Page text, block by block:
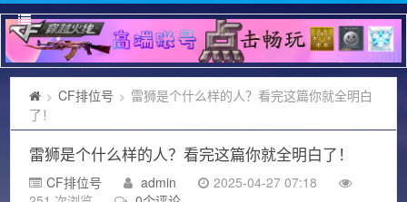
> CF排位号 > 雷狮是个什么样的人？看完这篇你就全明白
了！
雷狮是个什么样的人？看完这篇你就全明白了！
CF排位号 admin
2025-04-27 07:18